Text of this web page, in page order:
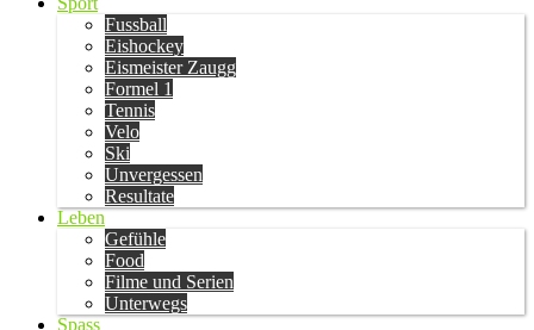
Fussball
Eishockey
Eismeister Zaugg
Formel 1
Tennis
Velo
Ski
Unvergessen
Resultate
Leben
Gefühle
Food
Filme und Serien
Unterwegs
Spass